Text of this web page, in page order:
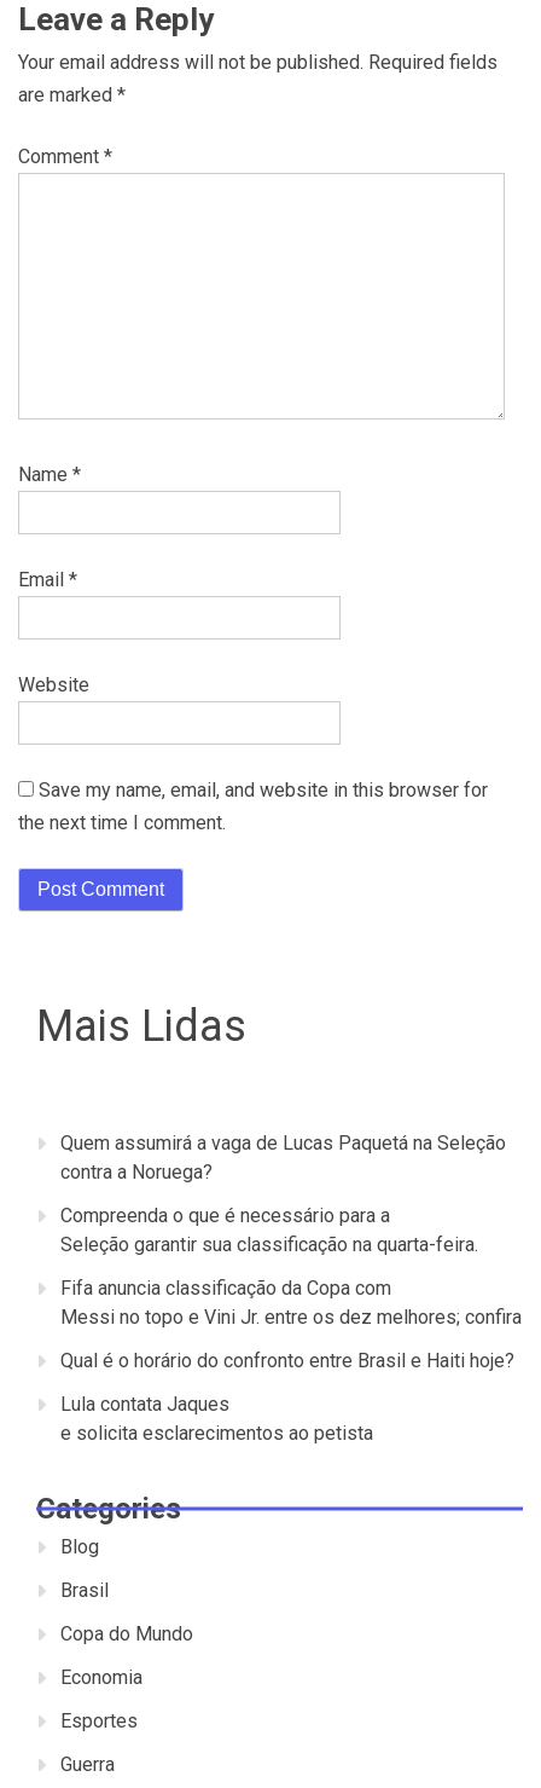
Leave a Reply
Your email address will not be published. Required fields
are marked *
Comment *
Name *
Email *
Website
Save my name, email, and website in this browser for
the next time I comment.
Mais Lidas
Quem assumirá a vaga de Lucas Paquetá na Seleção
contra a Noruega?
Compreenda o que é necessário para a
Seleção garantir sua classificação na quarta-feira.
Fifa anuncia classificação da Copa com
Messi no topo e Vini Jr. entre os dez melhores; confira
Qual é o horário do confronto entre Brasil e Haiti hoje?
Lula contata Jaques
e solicita esclarecimentos ao petista
Categories
Blog
Brasil
Copa do Mundo
Economia
Esportes
Guerra